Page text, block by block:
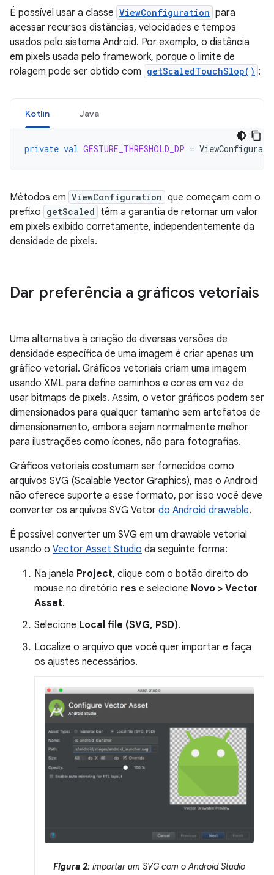
É possível usar a classe ViewConfiguration para
acessar recursos distâncias, velocidades e tempos
usados pelo sistema Android. Por exemplo, o distância
em pixels usada pelo framework, porque o limite de
rolagem pode ser obtido com getScaledTouchSlop() :
Kotlin Java
private val GESTURE_THRESHOLD_DP =
Métodos em ViewConfiguration que começam com o
prefixo getScaled têm a garantia de retornar um valor
em pixels exibido corretamente, independentemente da
densidade de pixels.
Dar preferência a gráficos vetoriais
Uma alternativa à criação de diversas versões de
densidade específica de uma imagem é criar apenas um
gráfico vetorial. Gráficos vetoriais criam uma imagem
usando XML para define caminhos e cores em vez de
usar bitmaps de pixels. Assim, o vetor gráficos podem ser
dimensionados para qualquer tamanho sem artefatos de
dimensionamento, embora sejam normalmente melhor
para ilustrações como ícones, não para fotografias.
Gráficos vetoriais costumam ser fornecidos como
arquivos SVG (Scalable Vector Graphics), mas o Android
não oferece suporte a esse formato, por isso você deve
converter os arquivos SVG Vetor do Android drawable.
É possível converter um SVG em um drawable vetorial
usando o Vector Asset Studio da seguinte forma:
Na janela Project, clique com o botão direito do
mouse no diretório res e selecione Novo > Vector
Asset.
Selecione Local file (SVG, PSD).
Localize o arquivo que você quer importar e faça
os ajustes necessários.
Figura 2: importar um SVG com o Android Studio